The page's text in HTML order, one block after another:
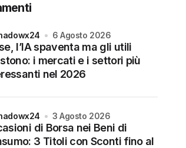
l’IA spaventa ma gli utili
i mercati e i settori più
nel 2026
6 Agosto 2026
di Borsa nei Beni di
3 Titoli con Sconti fino al
3 Agosto 2026